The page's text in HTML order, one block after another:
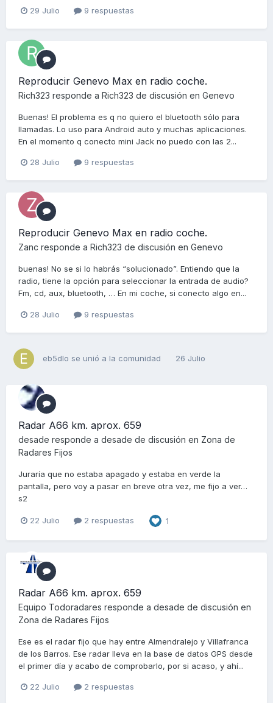
29 Julio 9 respuestas
Reproducir Genevo Max en radio coche.
Rich323 responde a Rich323 de discusión en Genevo
Buenas! El problema es q no quiero el bluetooth sólo para
llamadas. Lo uso para Android auto y muchas aplicaciones.
En el momento q conecto mini Jack no puedo con las 2...
28 Julio 9 respuestas
Reproducir Genevo Max en radio coche.
Zanc responde a Rich323 de discusión en Genevo
buenas! No se si lo habrás “solucionado”. Entiendo que la
radio, tiene la opción para seleccionar la entrada de audio?
Fm, cd, aux, bluetooth, … En mi coche, si conecto algo en...
28 Julio 9 respuestas
eb5dlo se unió a la comunidad 26 Julio
Radar A66 km. aprox. 659
desade responde a desade de discusión en Zona de
Radares Fijos
Juraría que no estaba apagado y estaba en verde la
pantalla, pero voy a pasar en breve otra vez, me fijo a ver…
s2
22 Julio 2 respuestas 1
Radar A66 km. aprox. 659
Equipo Todoradares responde a desade de discusión en
Zona de Radares Fijos
Ese es el radar fijo que hay entre Almendralejo y Villafranca
de los Barros. Ese radar lleva en la base de datos GPS desde
el primer día y acabo de comprobarlo, por si acaso, y ahí...
22 Julio 2 respuestas